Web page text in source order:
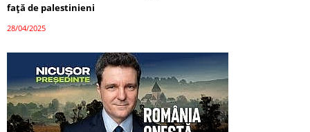
față de palestinieni
28/04/2025